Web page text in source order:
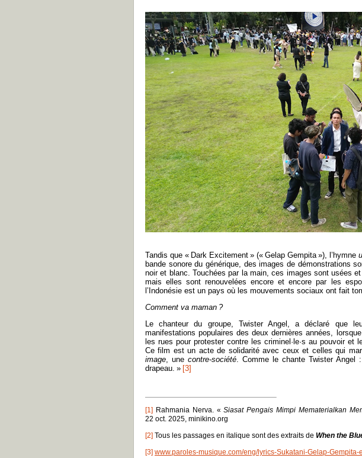
Tandis que « Dark Excitement » (« Gelap Gempita »), l’hymne
bande sonore du générique, des images de démonstrations
noir et blanc. Touchées par la main, ces images sont usées
mais elles sont renouvelées encore et encore par les
l’Indonésie est un pays où les mouvements sociaux ont fait
Comment va maman ?
Le chanteur du groupe, Twister Angel, a déclaré que
manifestations populaires des deux dernières années,
les rues pour protester contre les criminel·le·s au pouvoir et
Ce film est un acte de solidarité avec ceux et celles qui
image, une contre-société. Comme le chante Twister Angel
drapeau. » [3]
[1] Rahmania Nerva. «Siasat Pengais Mimpi Mematerialkan
22 oct. 2025, minikino.org
[2] Tous les passages en italique sont des extraits de When the
[3] www.paroles-musique.com/eng/lyrics-Sukatani-Gelap-